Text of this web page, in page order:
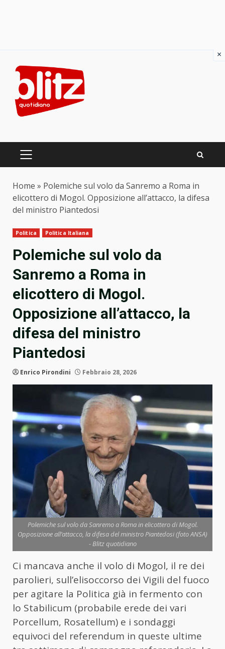
content
PRIMARY
Home » Polemiche sul volo da Sanremo a Roma in
elicottero di Mogol. Opposizione all’attacco, la difesa
del ministro Piantedosi
Politica Politica Italiana
Polemiche sul volo da
Sanremo a Roma in
elicottero di Mogol.
Opposizione all’attacco, la
difesa del ministro
Piantedosi
Enrico Pirondini Febbraio 28, 2026
Polemiche sul volo da Sanremo a Roma in elicottero di Mogol.
Opposizione all’attacco, la difesa del ministro Piantedosi (foto ANSA)
- Blitz quotidiano
Ci mancava anche il volo di Mogol, il re dei
parolieri, sull’elisoccorso dei Vigili del fuoco
per agitare la Politica già in fermento con
lo Stabilicum (probabile erede dei vari
Porcellum, Rosatellum) e i sondaggi
equivoci del referendum in queste ultime
×